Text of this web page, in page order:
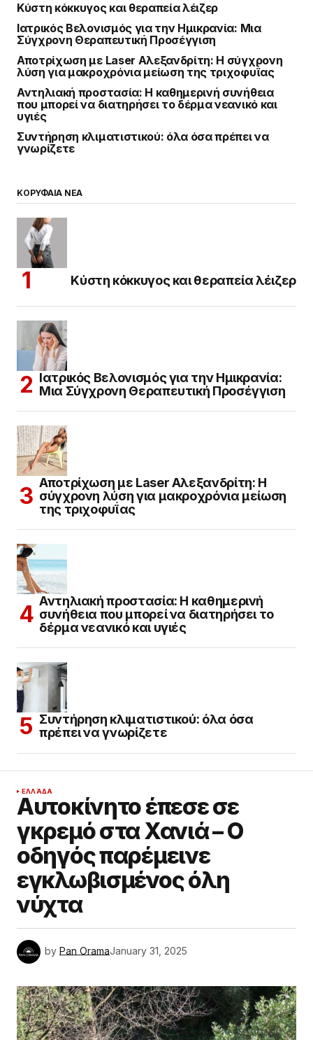
Κύστη κόκκυγος και θεραπεία λέιζερ
Ιατρικός Βελονισμός για την Ημικρανία: Μια
Σύγχρονη Θεραπευτική Προσέγγιση
Αποτρίχωση με Laser Αλεξανδρίτη: Η σύγχρονη
λύση για μακροχρόνια μείωση της τριχοφυΐας
Αντηλιακή προστασία: Η καθημερινή συνήθεια
που μπορεί να διατηρήσει το δέρμα νεανικό και
υγιές
Συντήρηση κλιματιστικού: όλα όσα πρέπει να
γνωρίζετε
ΚΟΡΥΦΑΙΑ ΝΕΑ
Κύστη κόκκυγος και θεραπεία λέιζερ
Ιατρικός Βελονισμός για την Ημικρανία:
Μια Σύγχρονη Θεραπευτική Προσέγγιση
Αποτρίχωση με Laser Αλεξανδρίτη: Η
σύγχρονη λύση για μακροχρόνια μείωση
της τριχοφυΐας
Αντηλιακή προστασία: Η καθημερινή
συνήθεια που μπορεί να διατηρήσει το
δέρμα νεανικό και υγιές
Συντήρηση κλιματιστικού: όλα όσα
πρέπει να γνωρίζετε
ΕΛΛΆΔΑ
Αυτοκίνητο έπεσε σε
γκρεμό στα Χανιά – Ο
οδηγός παρέμεινε
εγκλωβισμένος όλη
νύχτα
by Pan OramaJanuary 31, 2025